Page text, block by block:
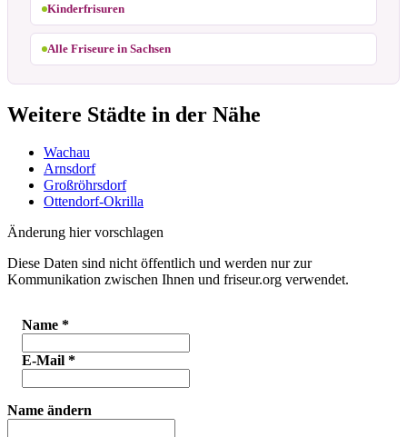
Kinderfrisuren
Alle Friseure in Sachsen
Weitere Städte in der Nähe
Wachau
Arnsdorf
Großröhrsdorf
Ottendorf-Okrilla
Änderung hier vorschlagen
Diese Daten sind nicht öffentlich und werden nur zur
Kommunikation zwischen Ihnen und friseur.org verwendet.
Name *
E-Mail *
Name ändern